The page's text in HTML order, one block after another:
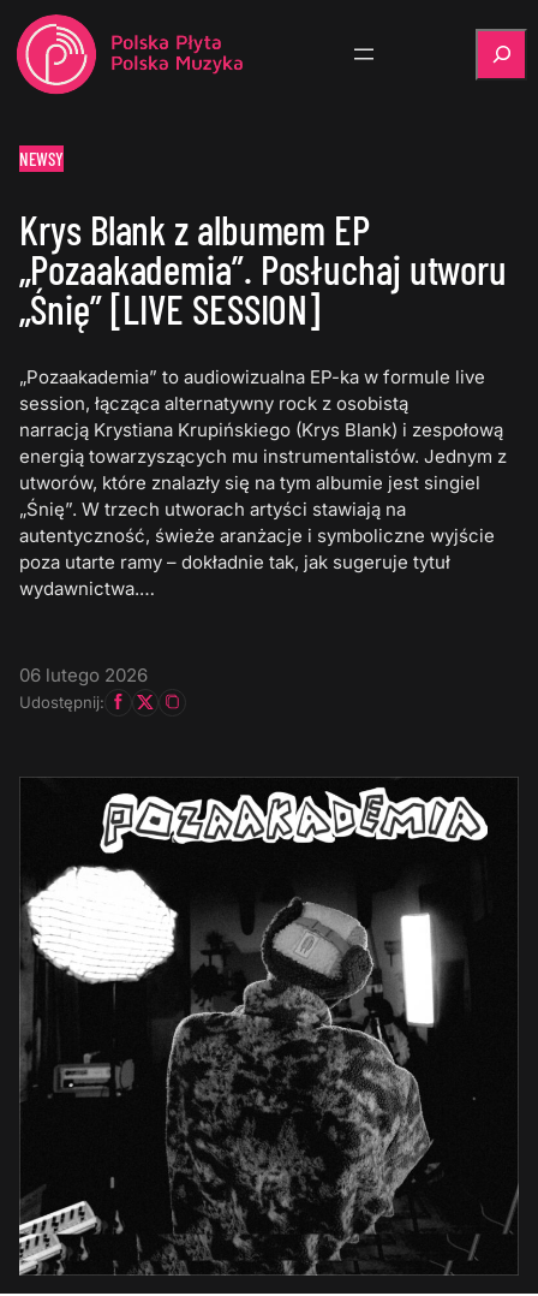
NEWSY
Krys Blank z albumem EP
„Pozaakademia”. Posłuchaj utworu
„Śnię” [LIVE SESSION]
„Pozaakademia” to audiowizualna EP-ka w formule live
session, łącząca alternatywny rock z osobistą
narracją Krystiana Krupińskiego (Krys Blank) i zespołową
energią towarzyszących mu instrumentalistów. Jednym z
utworów, które znalazły się na tym albumie jest singiel
„Śnię”. W trzech utworach artyści stawiają na
autentyczność, świeże aranżacje i symboliczne wyjście
poza utarte ramy – dokładnie tak, jak sugeruje tytuł
wydawnictwa.…
06 lutego 2026
Udostępnij: